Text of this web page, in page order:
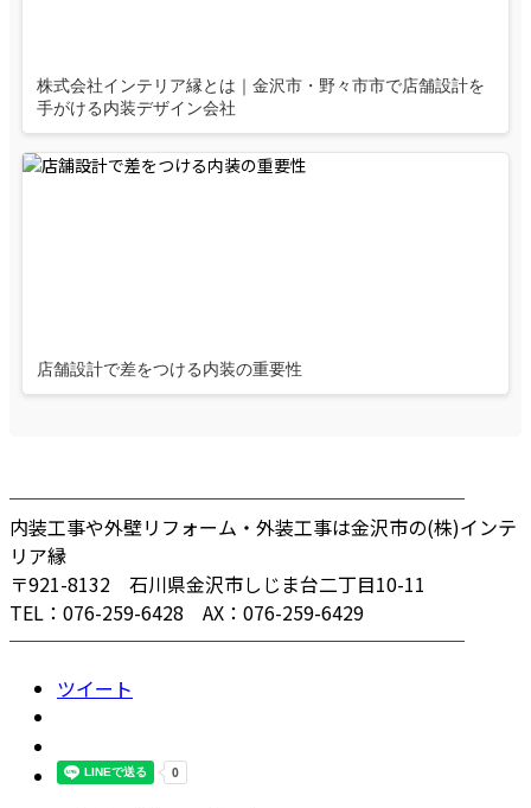
株式会社インテリア縁とは｜金沢市・野々市市で店舗設計を
手がける内装デザイン会社
店舗設計で差をつける内装の重要性
────────────────────────
内装工事や外壁リフォーム・外装工事は金沢市の(株)インテ
リア縁
〒921-8132 石川県金沢市しじま台二丁目10-11
TEL：076-259-6428 AX：076-259-6429
────────────────────────
ツイート